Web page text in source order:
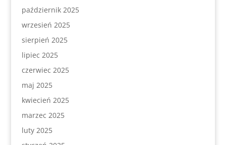
październik 2025
wrzesień 2025
sierpień 2025
lipiec 2025
czerwiec 2025
maj 2025
kwiecień 2025
marzec 2025
luty 2025